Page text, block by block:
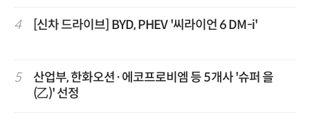
4 [신차 드라이브] BYD, PHEV '씨라이언 6 DM-i'
5
산업부, 한화오션·에코프로비엠 등 5개사 '슈퍼 을
(乙)' 선정